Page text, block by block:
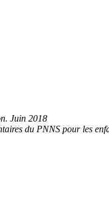
Juin 2018
du PNNS pour les